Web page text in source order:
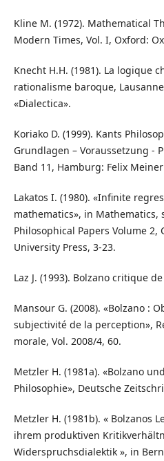
Kline M. (1972). Mathematical
Modern Times, Vol. I, Oxford:
Knecht H.H. (1981). La logique
rationalisme baroque, Lausanne:
«Dialectica».
Koriako D. (1999). Kants
Grundlagen – Voraussetzung -
Band 11, Hamburg: Felix
Lakatos I. (1980). «Infinite
mathematics», in Mathematics,
Philosophical Papers Volume
University Press, 3-23.
Laz J. (1993). Bolzano critique
Mansour G. (2008). «Bolzano :
subjectivité de la perception»,
morale, Vol. 2008/4, 60.
Metzler H. (1981a). «Bolzano
Philosophie», Deutsche
Metzler H. (1981b). « Bolzanos
ihrem produktiven
Widerspruchsdialektik », in